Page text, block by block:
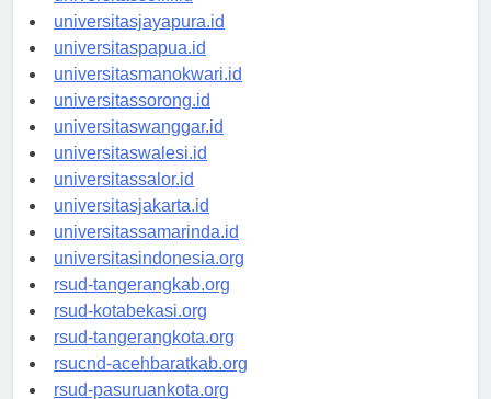
universitassofifi.id
universitasjayapura.id
universitaspapua.id
universitasmanokwari.id
universitassorong.id
universitaswanggar.id
universitaswalesi.id
universitassalor.id
universitasjakarta.id
universitassamarinda.id
universitasindonesia.org
rsud-tangerangkab.org
rsud-kotabekasi.org
rsud-tangerangkota.org
rsucnd-acehbaratkab.org